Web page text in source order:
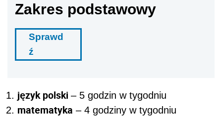
Zakres podstawowy
Sprawd
ź
język polski – 5 godzin w tygodniu
matematyka – 4 godziny w tygodniu